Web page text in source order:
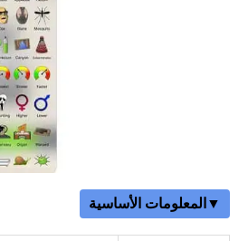
▼المعلومات الأساسية